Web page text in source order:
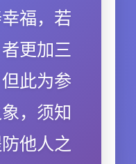
福，若
更加三
此为参
，须知
他人之